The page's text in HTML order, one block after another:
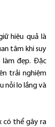
hiệu quả là
tâm khi suy
đẹp. Đặc
trải nghiệm
nỗi lo lắng và
có thể gây ra